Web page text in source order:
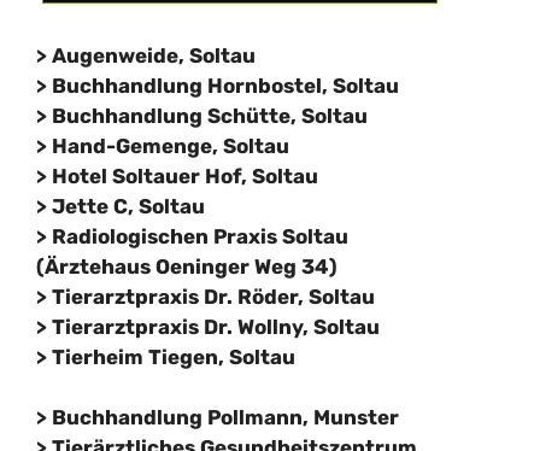
> Augenweide, Soltau
> Buchhandlung Hornbostel, Soltau
> Buchhandlung Schütte, Soltau
> Hand-Gemenge, Soltau
> Hotel Soltauer Hof, Soltau
> Jette C, Soltau
> Radiologischen Praxis Soltau
(Ärztehaus Oeninger Weg 34)
> Tierarztpraxis Dr. Röder, Soltau
> Tierarztpraxis Dr. Wollny, Soltau
> Tierheim Tiegen, Soltau
> Buchhandlung Pollmann, Munster